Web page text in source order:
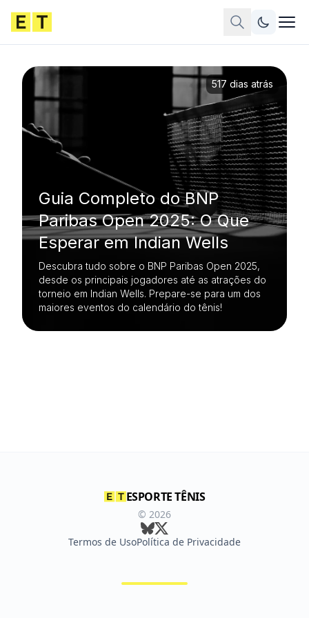
Guia Completo do BNP
Paribas Open 2025: O Que
Esperar em Indian Wells
Descubra tudo sobre o BNP Paribas Open 2025,
desde os principais jogadores até as atrações do
torneio em Indian Wells. Prepare-se para um dos
maiores eventos do calendário do tênis!
517 dias atrás
ESPORTE TÊNIS
© 2026
Termos de UsoPolítica de Privacidade